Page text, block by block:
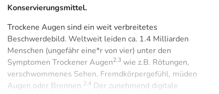
Konservierungsmittel.
Trockene Augen sind ein weit verbreitetes
Beschwerdebild. Weltweit leiden ca. 1.4 Milliarden
Menschen (ungefähr eine*r von vier) unter den
Symptomen Trockener Augen2,3 wie z.B. Rötungen,
verschwommenes Sehen, Fremdkörpergefühl, müden
Augen oder Brennen.2,4 Der zunehmend digitale